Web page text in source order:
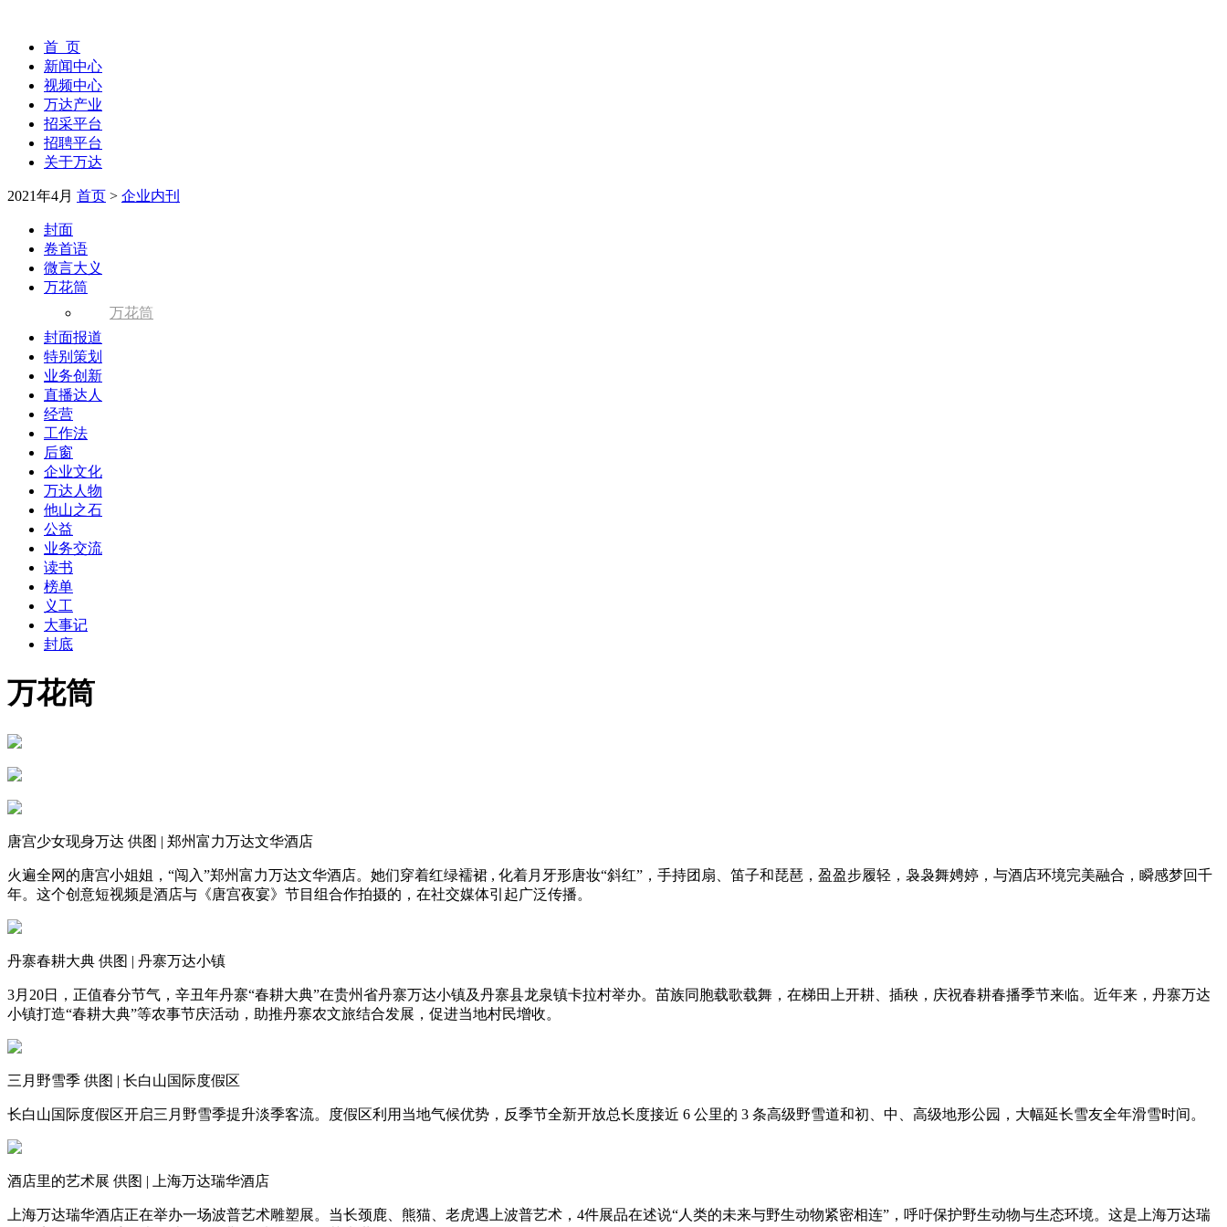
首 页
新闻中心
视频中心
万达产业
招采平台
招聘平台
关于万达
2021年4月 首页 > 企业内刊
封面
卷首语
微言大义
万花筒
万花筒
封面报道
特别策划
业务创新
直播达人
经营
工作法
后窗
企业文化
万达人物
他山之石
公益
业务交流
读书
榜单
义工
大事记
封底
万花筒
唐宫少女现身万达 供图 | 郑州富力万达文华酒店
火遍全网的唐宫小姐姐， “闯入”郑州富力万达文华酒店。她们穿着红绿襦裙 , 化着月牙形唐妆“斜红” ，手持团扇、笛子和琵琶，盈盈步履轻，袅袅舞娉婷，与酒店环境完美融合，瞬感梦回千
年。这个创意短视频是酒店与《唐宫夜宴》节目组合作拍摄的，在社交媒体引起广泛传播。
丹寨春耕大典 供图 | 丹寨万达小镇
3月20日，正值春分节气，辛丑年丹寨“春耕大典”在贵州省丹寨万达小镇及丹寨县龙泉镇卡拉村举办。苗族同胞载歌载舞，在梯田上开耕、插秧，庆祝春耕春播季节来临。近年来，丹寨万达
小镇打造“春耕大典”等农事节庆活动，助推丹寨农文旅结合发展，促进当地村民增收。
三月野雪季 供图 | 长白山国际度假区
长白山国际度假区开启三月野雪季提升淡季客流。度假区利用当地气候优势，反季节全新开放总长度接近 6 公里的 3 条高级野雪道和初、中、高级地形公园，大幅延长雪友全年滑雪时间。
酒店里的艺术展 供图 | 上海万达瑞华酒店
上海万达瑞华酒店正在举办一场波普艺术雕塑展。当长颈鹿、熊猫、老虎遇上波普艺术，4件展品在述说“人类的未来与野生动物紧密相连” ，呼吁保护野生动物与生态环境。这是上海万达瑞